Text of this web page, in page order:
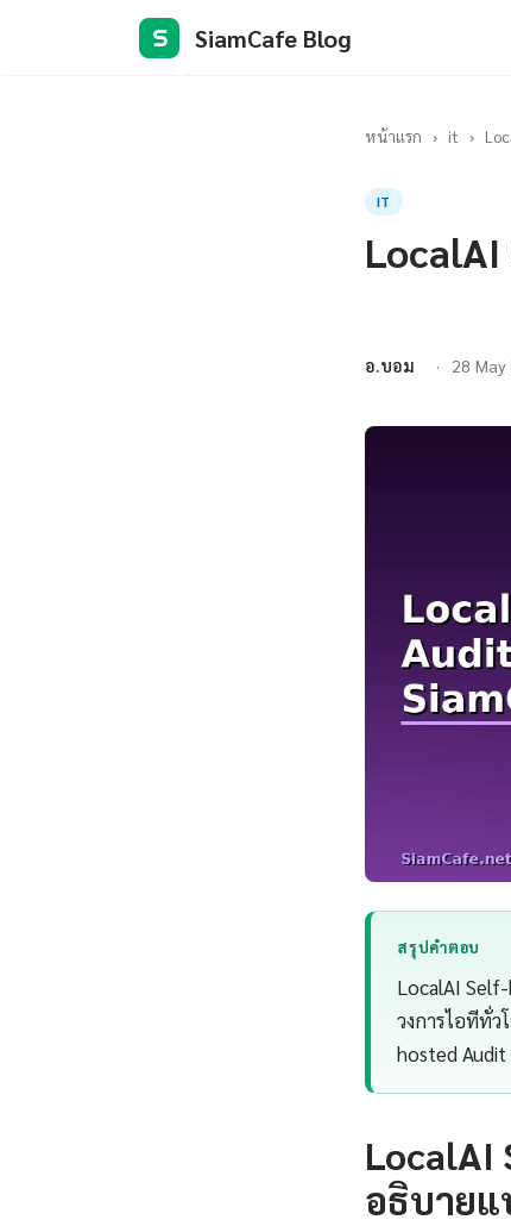
S SiamCafe Blog
หน้าแรก › it ›
IT
อ.บอม 28 May
สรุปคำตอบ
LocalAI
วงการไอทีทั่
hosted
LocalAI
อธิบายแ